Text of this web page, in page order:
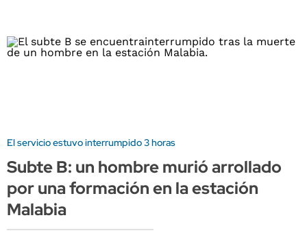
El servicio estuvo interrumpido 3 horas
Subte B: un hombre murió arrollado
por una formación en la estación
Malabia